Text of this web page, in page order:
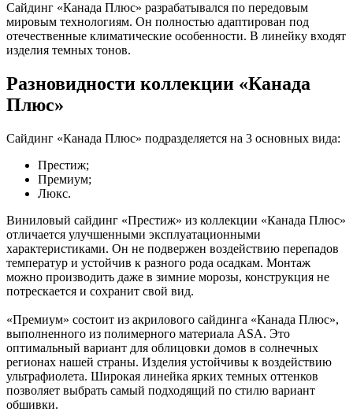
Сайдинг «Канада Плюс» разрабатывался по передовым
мировым технологиям. Он полностью адаптирован под
отечественные климатические особенности. В линейку входят
изделия темных тонов.
Разновидности коллекции «Канада
Плюс»
Сайдинг «Канада Плюс» подразделяется на 3 основных вида:
Престиж;
Премиум;
Люкс.
Виниловый сайдинг «Престиж» из коллекции «Канада Плюс»
отличается улучшенными эксплуатационными
характеристиками. Он не подвержен воздействию перепадов
температур и устойчив к разного рода осадкам. Монтаж
можно производить даже в зимние морозы, конструкция не
потрескается и сохранит свой вид.
«Премиум» состоит из акрилового сайдинга «Канада Плюс»,
выполненного из полимерного материала ASA. Это
оптимальный вариант для облицовки домов в солнечных
регионах нашей страны. Изделия устойчивы к воздействию
ультрафиолета. Широкая линейка ярких темных оттенков
позволяет выбрать самый подходящий по стилю вариант
обшивки.